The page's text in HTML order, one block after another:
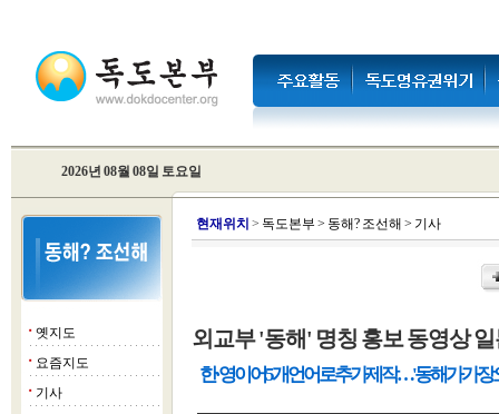
2026년 08월 08일 토요일
■ 옛지도
■ 요즘지도
■ 기사
현재위치 > 독도본부 > 동해? 조선해 > 기사
외교부 '동해' 명칭 홍보 동영상
한·영 이어 5개 언어로 추가 제작…'동해가 가장